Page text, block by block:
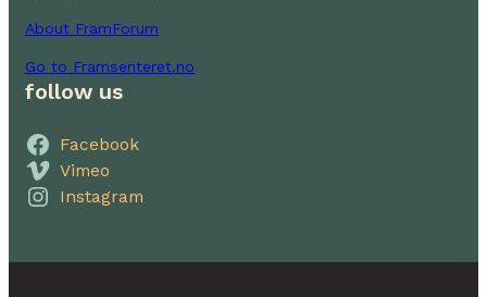
About FramForum
Go to Framsenteret.no
follow us
Facebook
Vimeo
Instagram